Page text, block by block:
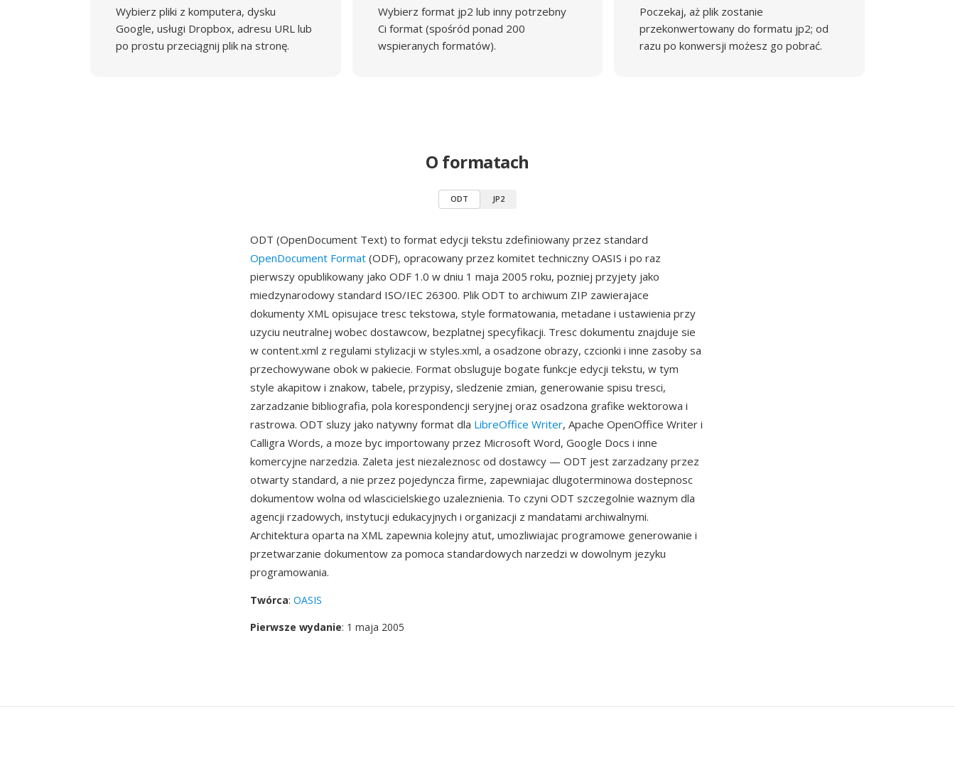
Wybierz pliki z komputera, dysku
Google, usługi Dropbox, adresu URL lub
po prostu przeciągnij plik na stronę.
Wybierz format jp2 lub inny potrzebny
Ci format (spośród ponad 200
wspieranych formatów).
Poczekaj, aż plik zostanie
przekonwertowany do formatu jp2; od
razu po konwersji możesz go pobrać.
O formatach
ODT JP2
ODT (OpenDocument Text) to format edycji tekstu zdefiniowany przez standard
OpenDocument Format (ODF), opracowany przez komitet techniczny OASIS i po raz
pierwszy opublikowany jako ODF 1.0 w dniu 1 maja 2005 roku, pozniej przyjety jako
miedzynarodowy standard ISO/IEC 26300. Plik ODT to archiwum ZIP zawierajace
dokumenty XML opisujace tresc tekstowa, style formatowania, metadane i ustawienia przy
uzyciu neutralnej wobec dostawcow, bezplatnej specyfikacji. Tresc dokumentu znajduje sie
w content.xml z regulami stylizacji w styles.xml, a osadzone obrazy, czcionki i inne zasoby sa
przechowywane obok w pakiecie. Format obsluguje bogate funkcje edycji tekstu, w tym
style akapitow i znakow, tabele, przypisy, sledzenie zmian, generowanie spisu tresci,
zarzadzanie bibliografia, pola korespondencji seryjnej oraz osadzona grafike wektorowa i
rastrowa. ODT sluzy jako natywny format dla LibreOffice Writer, Apache OpenOffice Writer i
Calligra Words, a moze byc importowany przez Microsoft Word, Google Docs i inne
komercyjne narzedzia. Zaleta jest niezaleznosc od dostawcy — ODT jest zarzadzany przez
otwarty standard, a nie przez pojedyncza firme, zapewniajac dlugoterminowa dostepnosc
dokumentow wolna od wlascicielskiego uzaleznienia. To czyni ODT szczegolnie waznym dla
agencji rzadowych, instytucji edukacyjnych i organizacji z mandatami archiwalnymi.
Architektura oparta na XML zapewnia kolejny atut, umozliwiajac programowe generowanie i
przetwarzanie dokumentow za pomoca standardowych narzedzi w dowolnym jezyku
programowania.
Twórca: OASIS
Pierwsze wydanie: 1 maja 2005